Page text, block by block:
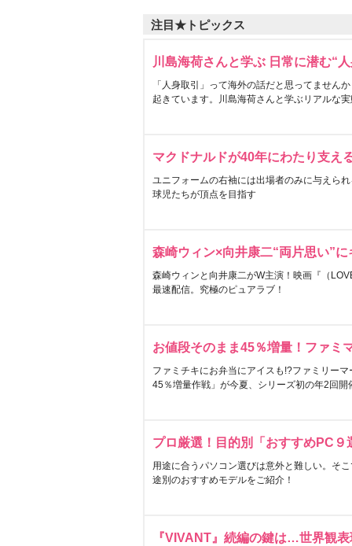
注目★トピックス
川島海荷さんと学ぶ 日常に潜む“
「人身取引」って海外の話だと思ってません
起きています。川島海荷さんと学ぶリアルな
マクドナルドが40年にわたり支え
ユニフォームの右袖には出場者のみに与えら
球児たちが頂点を目指す
森崎ウィン×向井康二“両片思い”
森崎ウィンと向井康二がW主演！映画『（
最速配信。究極のピュアラブ！
お値段そのまま45％増量！ファミ
ファミチキにお弁当にアイスも!?ファミリー
45％増量作戦」が今夏、シリーズ初の年2回開
プロ厳選！目的別「おすすめPC９
用途に合うパソコン選びは意外と難しい。そ
途別のおすすめモデルをご紹介！
『VIVANT』続編の鍵は…世界観